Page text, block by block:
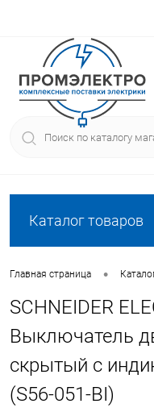
Каталог товаров
Главная страница •
SCHNEIDER
Выключатель
скрытый с
(S56-051-BI)